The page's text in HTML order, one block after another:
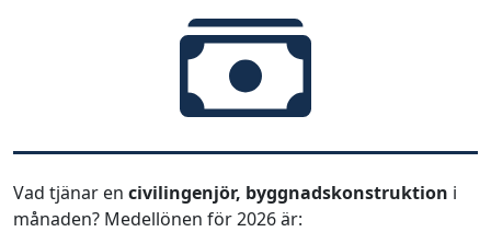
Vad tjänar en civilingenjör, byggnadskonstruktion i
månaden? Medellönen för 2026 är: